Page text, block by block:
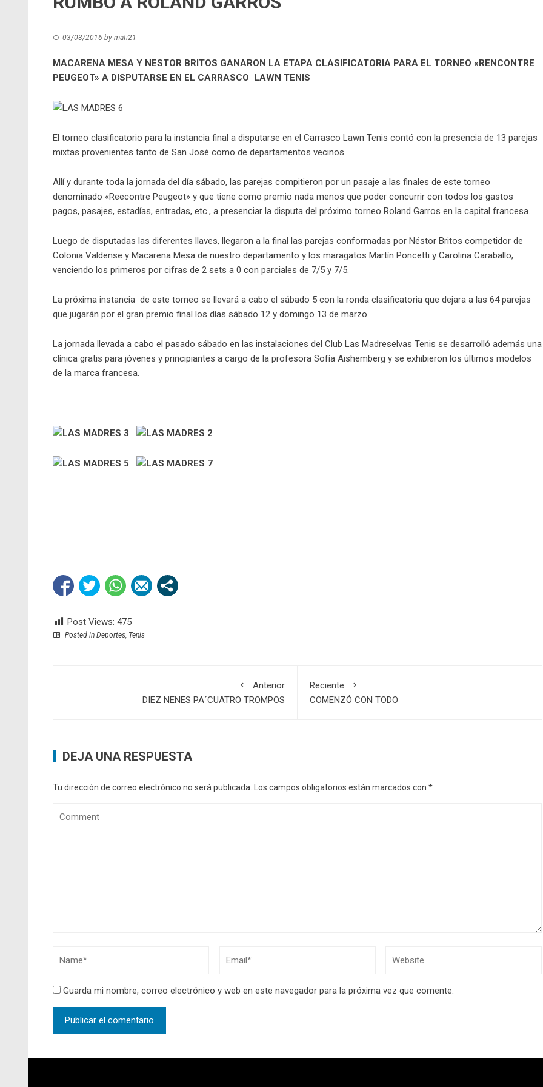
03/03/2016 by mati21
MACARENA MESA Y NESTOR BRITOS GANARON LA ETAPA CLASIFICATORIA PARA EL TORNEO «RENCONTRE
PEUGEOT» A DISPUTARSE EN EL CARRASCO LAWN TENIS
El torneo clasificatorio para la instancia final a disputarse en el Carrasco Lawn Tenis contó con la presencia de 13 parejas
mixtas provenientes tanto de San José como de departamentos vecinos.
Allí y durante toda la jornada del día sábado, las parejas compitieron por un pasaje a las finales de este torneo
denominado «Reecontre Peugeot» y que tiene como premio nada menos que poder concurrir con todos los gastos
pagos, pasajes, estadías, entradas, etc., a presenciar la disputa del próximo torneo Roland Garros en la capital francesa.
Luego de disputadas las diferentes llaves, llegaron a la final las parejas conformadas por Néstor Britos competidor de
Colonia Valdense y Macarena Mesa de nuestro departamento y los maragatos Martín Poncetti y Carolina Caraballo,
venciendo los primeros por cifras de 2 sets a 0 con parciales de 7/5 y 7/5.
La próxima instancia de este torneo se llevará a cabo el sábado 5 con la ronda clasificatoria que dejara a las 64 parejas
que jugarán por el gran premio final los días sábado 12 y domingo 13 de marzo.
La jornada llevada a cabo el pasado sábado en las instalaciones del Club Las Madreselvas Tenis se desarrolló además una
clínica gratis para jóvenes y principiantes a cargo de la profesora Sofía Aishemberg y se exhibieron los últimos modelos
de la marca francesa.
Post Views: 475
Posted in Deportes, Tenis
Anterior
DIEZ NENES PA´CUATRO TROMPOS
Reciente
COMENZÓ CON TODO
DEJA UNA RESPUESTA
Tu dirección de correo electrónico no será publicada. Los campos obligatorios están marcados con *
Guarda mi nombre, correo electrónico y web en este navegador para la próxima vez que comente.